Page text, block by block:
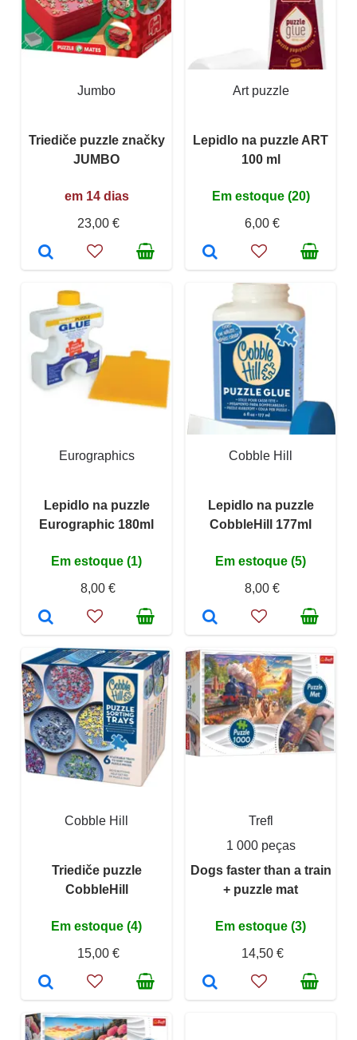
Jumbo
Triediče puzzle značky
JUMBO
em 14 dias
23,00 €
Art puzzle
Lepidlo na puzzle ART
100 ml
Em estoque (20)
6,00 €
Eurographics
Lepidlo na puzzle
Eurographic 180ml
Em estoque (1)
8,00 €
Cobble Hill
Lepidlo na puzzle
CobbleHill 177ml
Em estoque (5)
8,00 €
Cobble Hill
Triediče puzzle
CobbleHill
Em estoque (4)
15,00 €
Trefl
1 000 peças
Dogs faster than a train
+ puzzle mat
Em estoque (3)
14,50 €